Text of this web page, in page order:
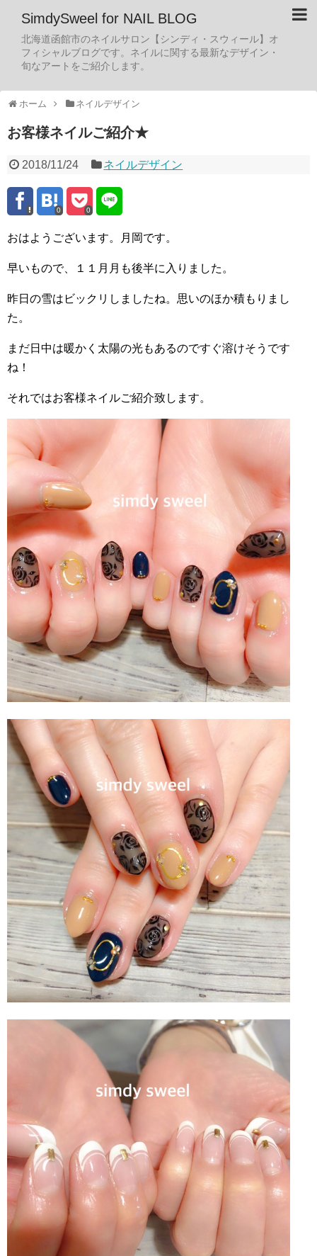
SimdySweel for NAIL BLOG
北海道函館市のネイルサロン【シンディ・スウィール】オ
フィシャルブログです。ネイルに関する最新なデザイン・
旬なアートをご紹介します。
ホーム ネイルデザイン
お客様ネイルご紹介★
2018/11/24 ネイルデザイン
0 0
おはようございます。月岡です。
早いもので、１１月月も後半に入りました。
昨日の雪はビックリしましたね。思いのほか積もりまし
た。
まだ日中は暖かく太陽の光もあるのですぐ溶けそうです
ね！
それではお客様ネイルご紹介致します。